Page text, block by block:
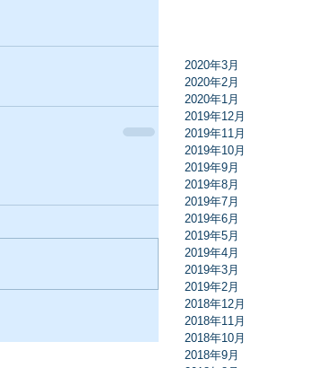
2020年3月
2020年2月
2020年1月
2019年12月
2019年11月
2019年10月
2019年9月
2019年8月
2019年7月
2019年6月
2019年5月
2019年4月
2019年3月
2019年2月
2018年12月
2018年11月
2018年10月
2018年9月